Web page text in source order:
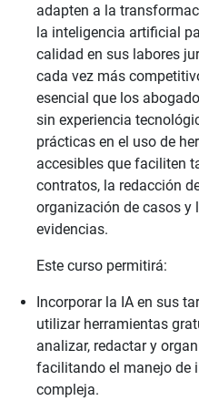
adapten a la
la inteligencia artificial
calidad en sus labores
cada vez más
esencial que los
sin experiencia
prácticas en el uso de
accesibles que faciliten
contratos, la redacción
organización de casos y
evidencias.
Este curso permitirá:
Incorporar la IA en sus
utilizar herramientas
analizar, redactar y
facilitando el manejo de
compleja.